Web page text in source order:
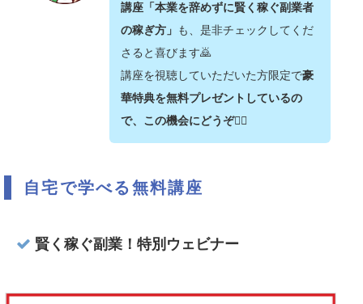
講座「本業を辞めずに賢く稼ぐ副業者
の稼ぎ方」 も、是非チェックしてくだ
さると喜びます🙇‍
講座を視聴していただいた方限定で豪
華特典を無料プレゼントしているの
で、この機会にどうぞ💁‍♂️
自宅で学べる無料講座
賢く稼ぐ副業！特別ウェビナー